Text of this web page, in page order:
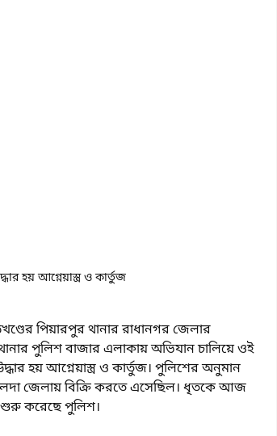
হয় আগ্নেয়াস্ত্র ও কার্তুজ
পিয়ারপুর থানার রাধানগর জেলার
পুলিশ বাজার এলাকায় অভিযান চালিয়ে ওই
হয় আগ্নেয়াস্ত্র ও কার্তুজ। পুলিশের অনুমান
জেলায় বিক্রি করতে এসেছিল। ধৃতকে আজ
করেছে পুলিশ।